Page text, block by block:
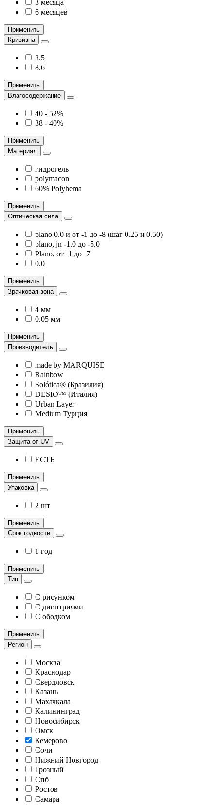
3 месяца
6 месяцев
Применить
Кривизна
8.5
8.6
Применить
Влагосодержание
40 - 52%
38 - 40%
Применить
Материал
гидрогель
polymacon
60% Polyhema
Применить
Оптическая сила
plano 0.0 и от -1 до -8 (шаг 0.25 и 0.50)
plano, jn -1.0 до -5.0
Plano, от -1 до -7
0.0
Применить
Зрачковая зона
4 мм
0.05 мм
Применить
Производитель
made by MARQUISE
Rainbow
Solótica® (Бразилия)
DESIO™ (Италия)
Urban Layer
Medium Турция
Применить
Защита от UV
ЕСТЬ
Применить
Упаковка
2 шт
Применить
Срок годности
1 год
Применить
Тип
С рисунком
С диоптриями
С ободком
Применить
Регион
Москва
Краснодар
Свердловск
Казань
Махачкала
Калининград
Новосибирск
Омск
Кемерово
Сочи
Нижний Новгород
Грозный
Спб
Ростов
Самара